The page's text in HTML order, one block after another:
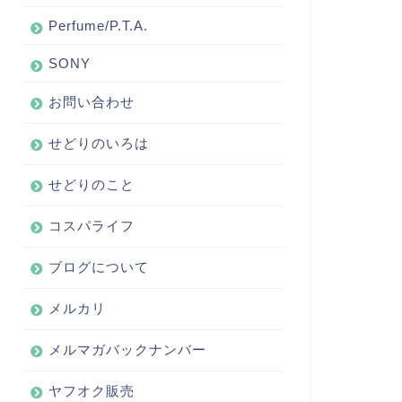
Perfume/P.T.A.
SONY
お問い合わせ
せどりのいろは
せどりのこと
コスパライフ
ブログについて
メルカリ
メルマガバックナンバー
ヤフオク販売